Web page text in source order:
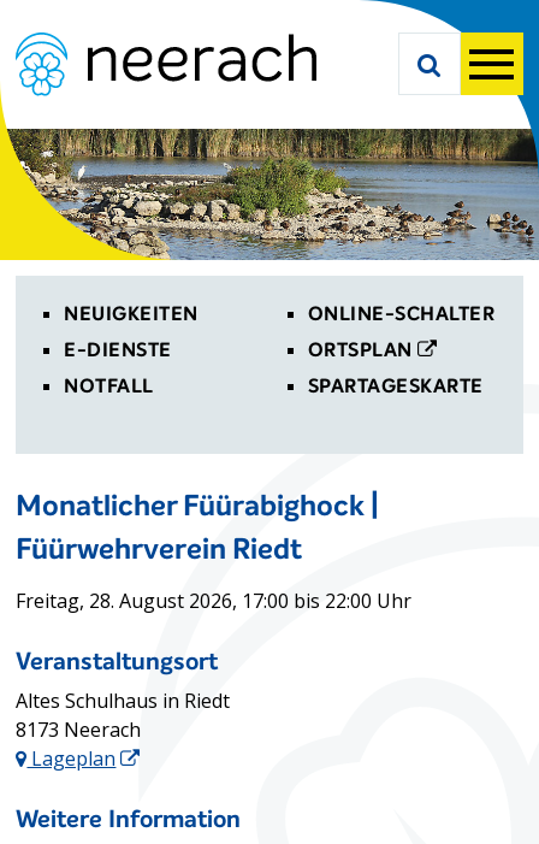
Suche
Toplinks
NEUIGKEITEN
E-DIENSTE
NOTFALL
ONLINE-SCHALTER
ORTSPLAN
SPARTAGESKARTE
Monatlicher Füürabighock |
Füürwehrverein Riedt
Freitag, 28. August 2026, 17:00 bis 22:00 Uhr
Veranstaltungsort
Altes Schulhaus in Riedt
8173 Neerach
Lageplan
Weitere Information